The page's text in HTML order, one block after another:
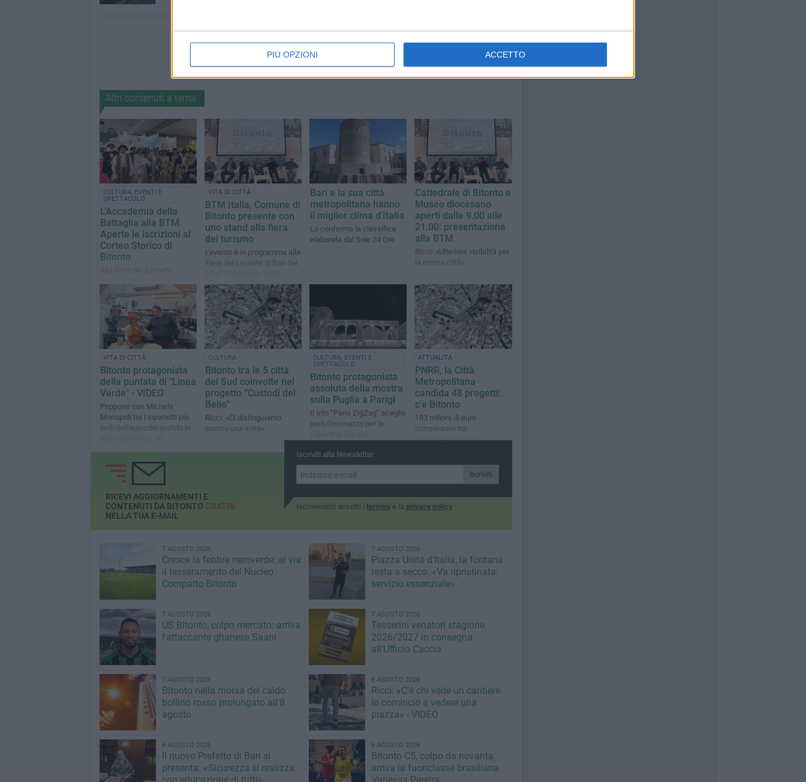
PIÙ OPZIONI ACCETTO
Altri contenuti a tema
CULTURA, EVENTI E
SPETTACOLO
L’Accademia della
Battaglia alla BTM.
Aperte le iscrizioni al
Corteo Storico di
Bitonto
la rievocazione della
battaglia del 1734. Da oggi è
possibile aderire all’edizione
2026 in programma a
maggio.
VITA DI CITTÀ
BTM Italia, Comune di
Bitonto presente con
uno stand alla fiera
del turismo
L'evento è in programma alla
Fiera del Levante di Bari dal
Bari e la sua città
metropolitana hanno
il miglior clima d'Italia
Lo conferma la classifica
elaborata dal Sole 24 Ore
Cattedrale di Bitonto e
Museo diocesano
aperti dalle 9.00 alle
21.00: presentazione
alla BTM
Ricci: «Ulteriore visibilità per
la nostra città»
VITA DI CITTÀ
Bitonto protagonista
della puntata di "Linea
Verde" - VIDEO
Peppone con Michele
Monopoli tra i siparietti più
belli dell'episodio andato in
CULTURA
Bitonto tra le 5 città
del Sud coinvolte nel
progetto “Custodi del
Bello”
Ricci: «Ci distinguiamo
ancora una volta»
CULTURA, EVENTI E
SPETTACOLO
Bitonto protagonista
assoluta della mostra
sulla Puglia a Parigi
Il sito “Paris ZigZag” sceglie
però Giovinazzo per la
transalpina
ATTUALITÀ
PNRR, la Città
Metropolitana
candida 48 progetti:
c'è Bitonto
183 milioni di euro
complessivi tra
rifunzionalizzazioni
alle "smart cities"
Iscriviti alla Newsletter
Iscriviti
Iscrivendoti accetti i termini e la privacy policy
RICEVI AGGIORNAMENTI E
CONTENUTI DA BITONTO GRATIS
NELLA TUA E-MAIL
7 AGOSTO 2026
Cresce la febbre neroverde: al via
il tesseramento del Nucleo
Compatto Bitonto
7 AGOSTO 2026
Piazza Unità d'Italia, la fontana
resta a secco. «Va ripristinata:
servizio essenziale»
7 AGOSTO 2026
US Bitonto, colpo mercato: arriva
l'attaccante ghanese Saani
7 AGOSTO 2026
Tesserini venatori stagione
2026/2027 in consegna
all’Ufficio Caccia
7 AGOSTO 2026
Bitonto nella morsa del caldo:
bollino rosso prolungato all'8
agosto
6 AGOSTO 2026
Ricci: «C'è chi vede un cantiere.
Io comincio a vedere una
piazza» - VIDEO
6 AGOSTO 2026
Il nuovo Prefetto di Bari si
presenta: «Sicurezza si realizza
6 AGOSTO 2026
Bitonto C5, colpo da novanta:
arriva la fuoriclasse brasiliana